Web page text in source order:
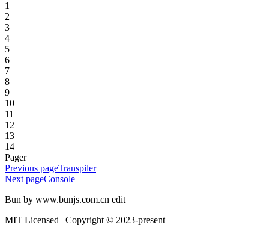
1
2
3
4
5
6
7
8
9
10
11
12
13
14
Pager
Previous pageTranspiler
Next pageConsole
Bun by www.bunjs.com.cn edit
MIT Licensed | Copyright © 2023-present